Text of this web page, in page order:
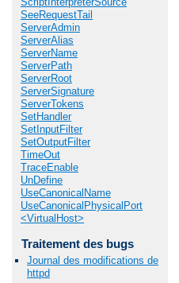
SeeRequestTail
ServerAdmin
ServerAlias
ServerName
ServerPath
ServerRoot
ServerSignature
ServerTokens
SetHandler
SetInputFilter
SetOutputFilter
TimeOut
TraceEnable
UnDefine
UseCanonicalName
UseCanonicalPhysicalPort
<VirtualHost>
Traitement des bugs
Journal des modifications de
httpd